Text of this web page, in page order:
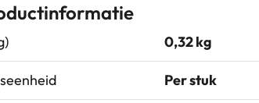
0,32 kg
Per stuk